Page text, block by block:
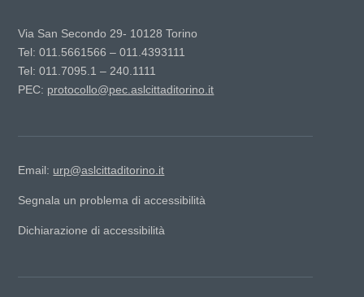
Via San Secondo 29- 10128 Torino
Tel: 011.5661566 – 011.4393111
Tel: 011.7095.1 – 240.1111
PEC: protocollo@pec.aslcittaditorino.it
Email: urp@aslcittaditorino.it
Segnala un problema di accessibilità
Dichiarazione di accessibilità